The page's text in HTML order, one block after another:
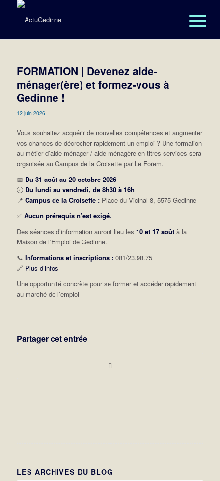
FORMATION | Devenez aide-
ménager(ère) et formez-vous à
Gedinne !
12 juin 2026
Vous souhaitez acquérir de nouvelles compétences et augmenter
vos chances de décrocher rapidement un emploi ? Une formation
au métier d’aide-ménager / aide-ménagère en titres-services sera
organisée au Campus de la Croisette par Le Forem.
📅 Du 31 août au 20 octobre 2026
🕣 Du lundi au vendredi, de 8h30 à 16h
📍 Campus de la Croisette : Place du Vicinal 8, 5575 Gedinne
✅ Aucun prérequis n’est exigé.
Des séances d’information auront lieu les 10 et 17 aoûtà la
Maison de l’Emploi de Gedinne.
📞 Informations et inscriptions :081/23.98.75
🔗Plus d’infos
Une opportunité concrète pour se former et accéder rapidement
au marché de l’emploi !
Partager cet entrée
LES ARCHIVES DU BLOG